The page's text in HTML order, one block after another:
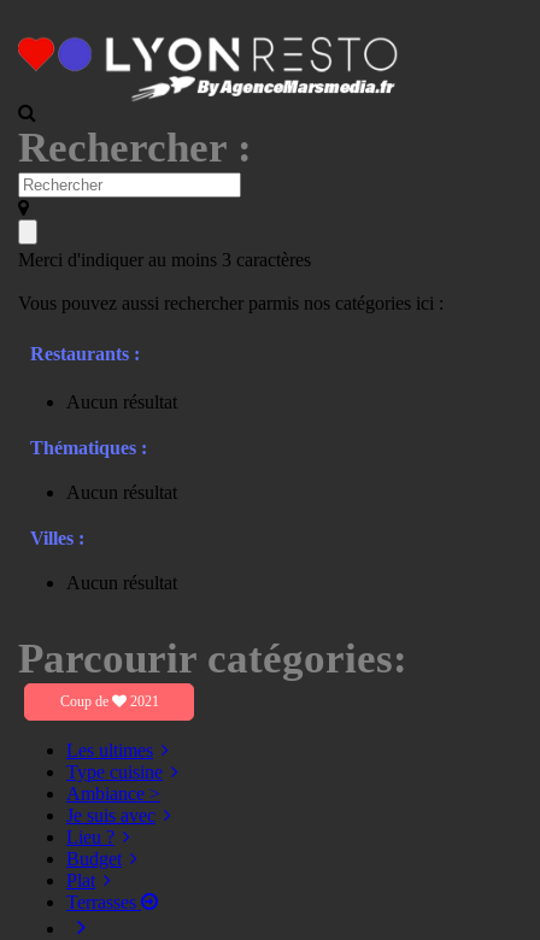
Rechercher :
Merci d'indiquer au moins 3 caractères
Vous pouvez aussi rechercher parmis nos catégories ici :
Restaurants :
Aucun résultat
Thématiques :
Aucun résultat
Villes :
Aucun résultat
Parcourir catégories:
Coup de 2021
Les ultimes
Type cuisine
Ambiance >
Je suis avec
Lieu ?
Budget
Plat
Terrasses